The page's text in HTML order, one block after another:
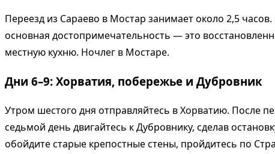
Переезд из Сараево в Мостар занимает около 2,5
основная достопримечательность — это
местную кухню. Ночлег в Мостаре.
Дни 6–9: Хорватия, побережье и Дубровник
Утром шестого дня отправляйтесь в Хорватию. После
седьмой день двигайтесь к Дубровнику, сделав
обойдите старые крепостные стены, пройдитесь по